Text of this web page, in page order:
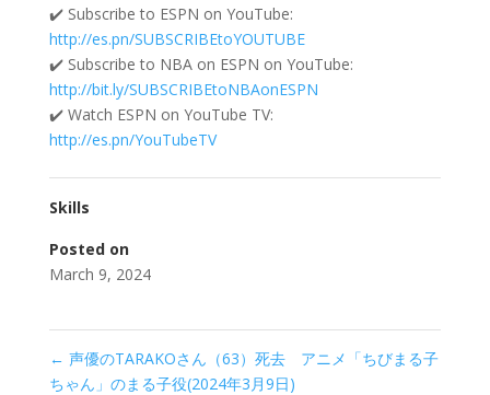
✔️ Subscribe to ESPN on YouTube:
http://es.pn/SUBSCRIBEtoYOUTUBE
✔️ Subscribe to NBA on ESPN on YouTube:
http://bit.ly/SUBSCRIBEtoNBAonESPN
✔️ Watch ESPN on YouTube TV:
http://es.pn/YouTubeTV
Skills
Posted on
March 9, 2024
← 声優のTARAKOさん（63）死去 アニメ「ちびまる子
ちゃん」のまる子役(2024年3月9日)